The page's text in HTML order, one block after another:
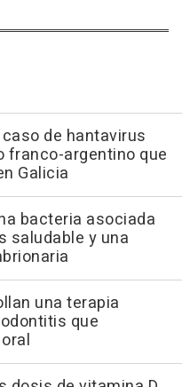
de hantavirus
franco-argentino que
Galicia
bacteria asociada
saludable y una
una terapia
que